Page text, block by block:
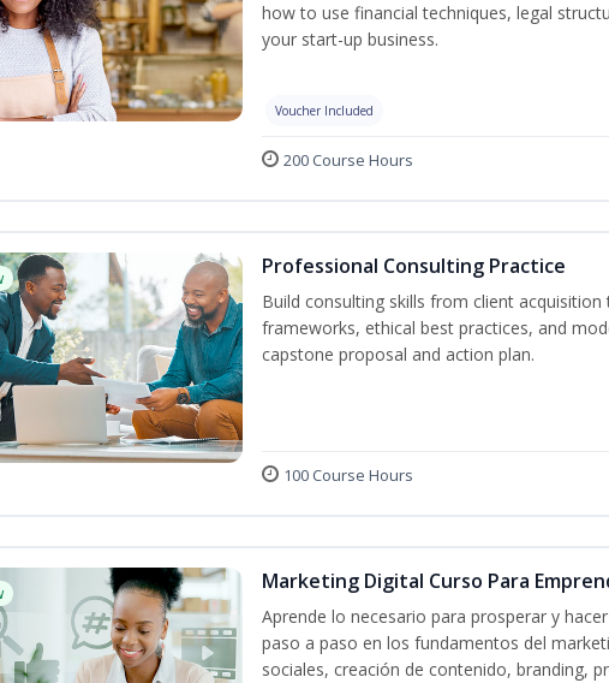
how to use financial techniques, legal
your start-up business.
Voucher Included
200 Course Hours
Professional Consulting Practice
Build consulting skills from client
frameworks, ethical best practices, and
capstone proposal and action plan.
100 Course Hours
Marketing Digital Curso Para
Aprende lo necesario para prosperar y
paso a paso en los fundamentos del
sociales, creación de contenido, branding,